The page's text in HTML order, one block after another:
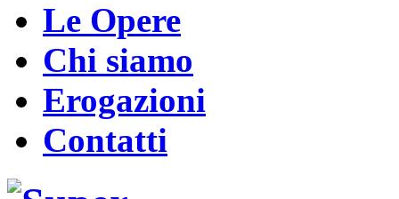
Le Opere
Chi siamo
Erogazioni
Contatti